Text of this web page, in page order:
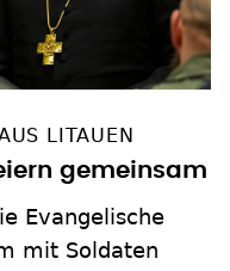
LITAUEN
gemeinsam
Evangelische
mit Soldaten